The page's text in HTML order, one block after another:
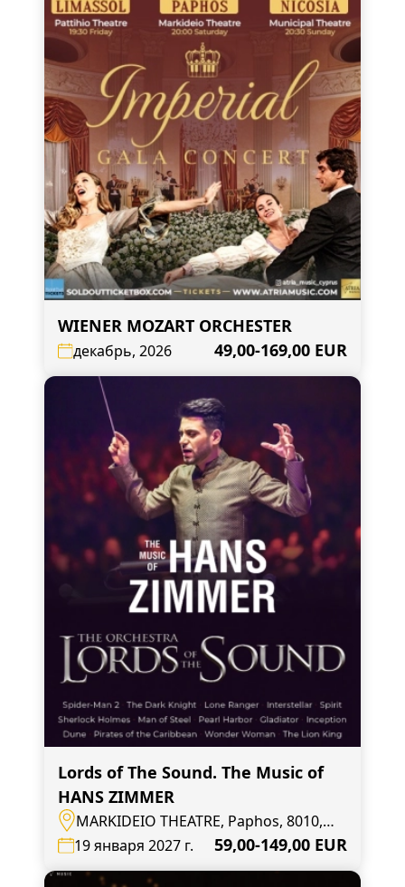
WIENER MOZART ORCHESTER
декабрь, 2026 49,00-169,00 EUR
Lords of The Sound. The Music of
HANS ZIMMER
MARKIDEIO THEATRE, Paphos, 8010,
Andrea Geroude 27
19 января 2027 г. 59,00-149,00 EUR